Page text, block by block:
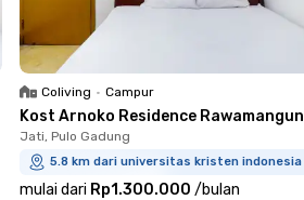
Coliving • Campur
Kost Arnoko Residence Rawamangun
Jati, Pulo Gadung
5.8 km dari universitas kristen indonesia
mulai dari Rp1.300.000 /bulan